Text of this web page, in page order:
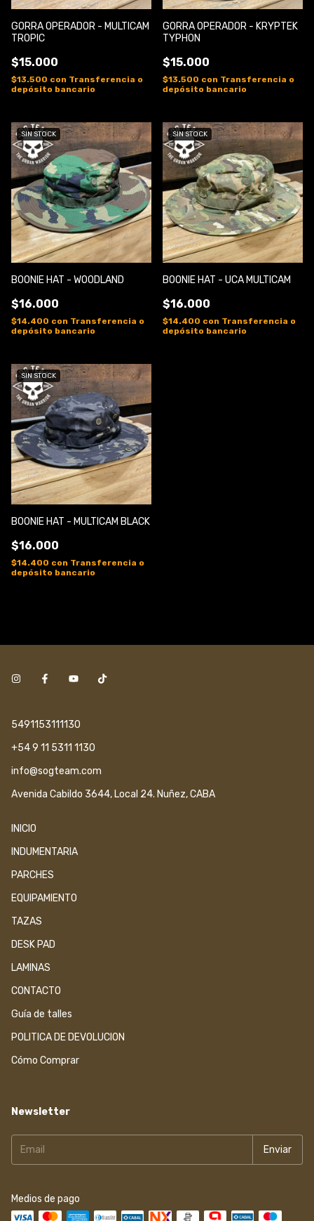
GORRA OPERADOR - MULTICAM
TROPIC
$15.000
$13.500 con Transferencia o
depósito bancario
GORRA OPERADOR - KRYPTEK
TYPHON
$15.000
$13.500 con Transferencia o
depósito bancario
SIN STOCK
BOONIE HAT - WOODLAND
$16.000
$14.400 con Transferencia o
depósito bancario
SIN STOCK
BOONIE HAT - UCA MULTICAM
$16.000
$14.400 con Transferencia o
depósito bancario
SIN STOCK
BOONIE HAT - MULTICAM BLACK
$16.000
$14.400 con Transferencia o
depósito bancario
5491153111130
+54 9 11 5311 1130
info@sogteam.com
Avenida Cabildo 3644, Local 24. Nuñez, CABA
INICIO
INDUMENTARIA
PARCHES
EQUIPAMIENTO
TAZAS
DESK PAD
LAMINAS
CONTACTO
Guía de talles
POLITICA DE DEVOLUCION
Cómo Comprar
Newsletter
Medios de pago